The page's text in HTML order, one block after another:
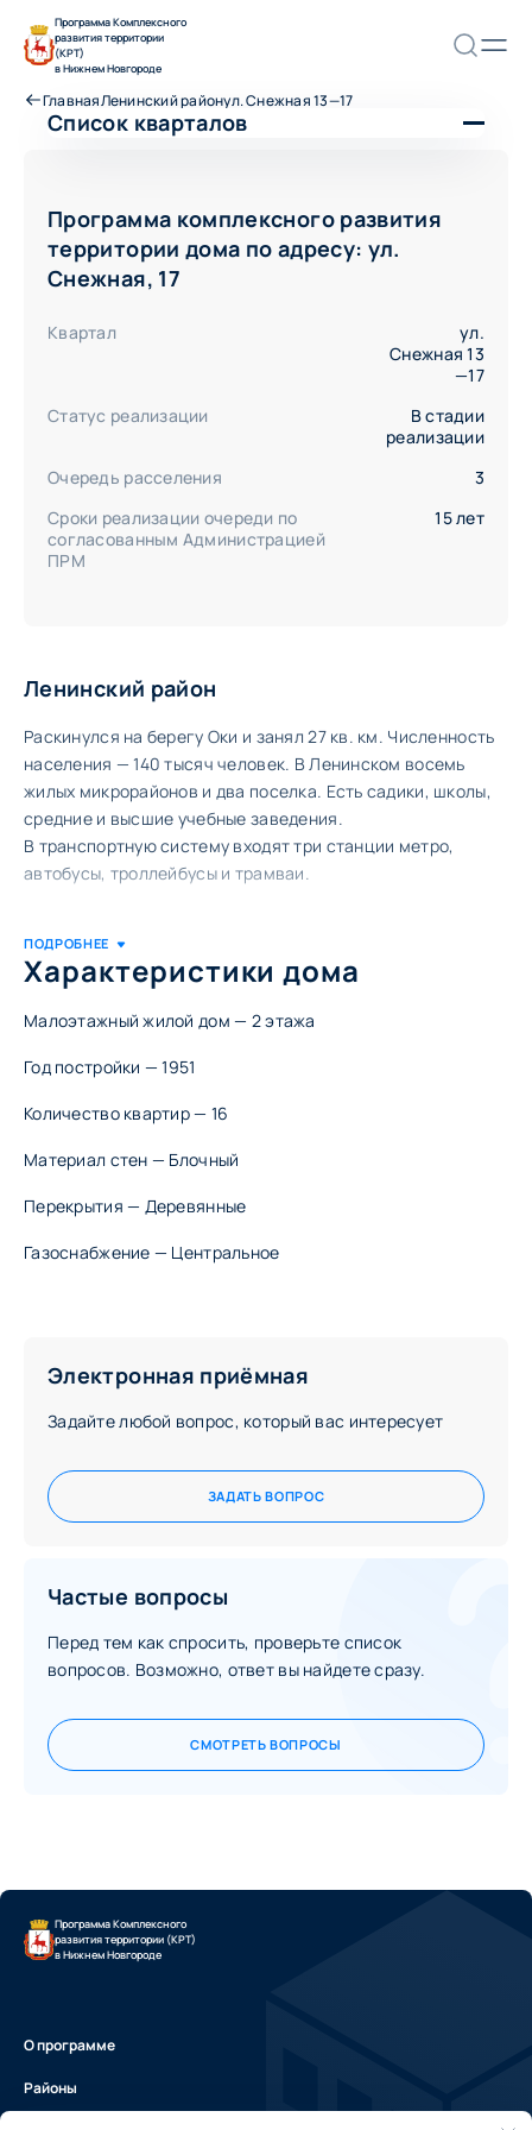
Программа Комплексного
развития территории
(КРТ)
в Нижнем Новгороде
ГлавнаяЛенинский районул. Снежная 13—17
Список кварталов
ул. Героя Самочкина, 20—28
ул. Героя Самочкина, 22а—28а
ул. Дружбы 25—33
ул. Премудрова 23—29
ул. Снежная, 17а
ул. Энтузиастов, 5—9
Программа комплексного развития
территории дома по адресу: ул.
Снежная, 17
Квартал
ул.
Снежная 13
—17
Статус реализации
В стадии
реализации
Очередь расселения
3
Сроки реализации очереди по
согласованным Администрацией
ПРМ
15 лет
Ленинский район
Раскинулся на берегу Оки и занял 27 кв. км. Численность
населения — 140 тысяч человек. В Ленинском восемь
жилых микрорайонов и два поселка. Есть садики, школы,
средние и высшие учебные заведения.
В транспортную систему входят три станции метро,
автобусы, троллейбусы и трамваи.
ул. Героя Самочкина 19—25
ул. Героя Самочкина, 20—28
ул. Героя Самочкина, 22а—28а
ул. Премудрова 17—33
ул. Снежная 13—17
ул. Снежная, 17а
ул. Энтузиастов, 5—9
ПОДРОБНЕЕ О КВАРТАЛЕ
Характеристики дома
Малоэтажный жилой дом — ​2 этажа
Год постройки — 1951
Количество квартир — 16
Материал стен — Блочный
Перекрытия — Деревянные
Газоснабжение — Центральное
Электронная приёмная
Задайте любой вопрос, который вас интересует
ЗАДАТЬ ВОПРОС
Частые вопросы
Перед тем как спросить, проверьте список
вопросов. Возможно, ответ вы найдете сразу.
СМОТРЕТЬ ВОПРОСЫ
Программа Комплексного
развития территории (КРТ)
в Нижнем Новгороде
О программе
Районы